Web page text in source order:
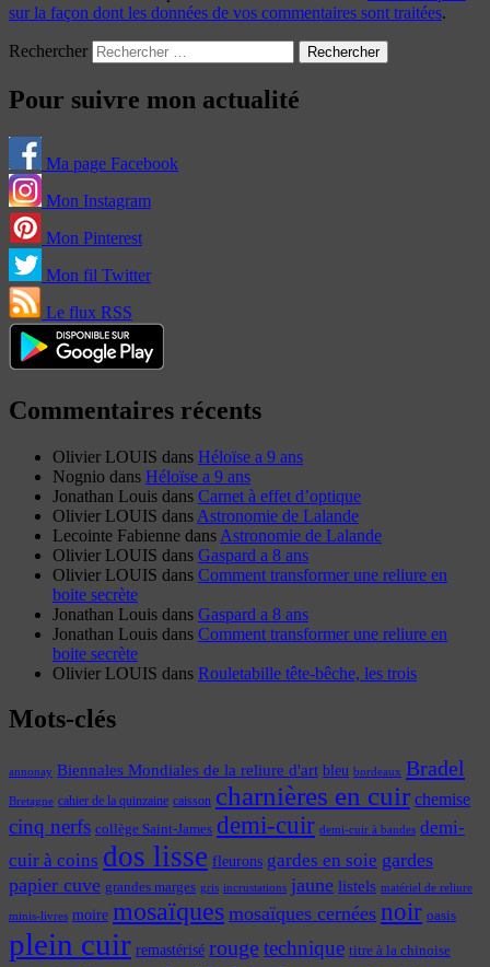
sur la façon dont les données de vos commentaires sont traitées.
Rechercher
Pour suivre mon actualité
Ma page Facebook
Mon Instagram
Mon Pinterest
Mon fil Twitter
Le flux RSS
Commentaires récents
Olivier LOUIS dans Héloïse a 9 ans
Nognio dans Héloïse a 9 ans
Jonathan Louis dans Carnet à effet d’optique
Olivier LOUIS dans Astronomie de Lalande
Lecointe Fabienne dans Astronomie de Lalande
Olivier LOUIS dans Gaspard a 8 ans
Olivier LOUIS dans Comment transformer une reliure en
boite secrète
Jonathan Louis dans Gaspard a 8 ans
Jonathan Louis dans Comment transformer une reliure en
boite secrète
Olivier LOUIS dans Rouletabille tête-bêche, les trois
Mots-clés
annonay Biennales Mondiales de la reliure d'art bleu bordeaux Bradel
Bretagne cahier de la quinzaine caisson charnières en cuir chemise
cinq nerfs collège Saint-James demi-cuir demi-cuir à bandes demi-
cuir à coins dos lisse fleurons gardes en soie gardes
papier cuve grandes marges gris incrustations jaune listels matériel de reliure
minis-livres moire mosaïques mosaïques cernées noir oasis
plein cuir remastérisé rougetechnique titre à la chinoise